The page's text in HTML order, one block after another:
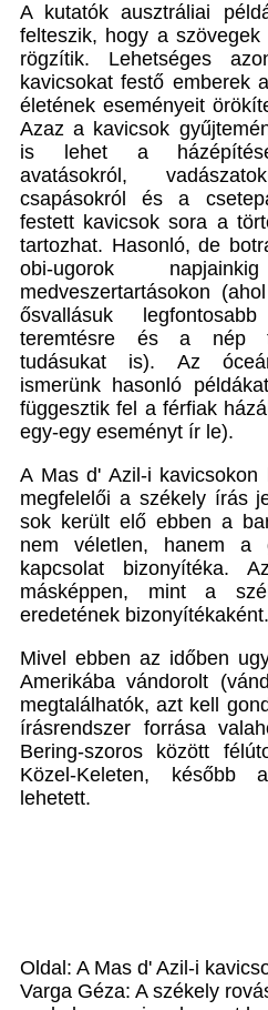
A kutatók ausztráliai
felteszik, hogy a
rögzítik. Lehetséges
kavicsokat festő emberek
életének eseményeit
Azaz a kavicsok
is lehet a
avatásokról,
csapásokról és a
festett kavicsok sora a
tartozhat. Hasonló, de
obi-ugorok
medveszertartásokon
ősvallásuk
teremtésre és a nép
tudásukat is). Az
ismerünk hasonló
függesztik fel a férfiak
egy-egy eseményt ír le).
A Mas d' Azil-i
megfelelői a székely írás
sok került elő ebben a
nem véletlen, hanem a
kapcsolat bizonyítéka.
másképpen, mint a
eredetének bizonyítékaként.
Mivel ebben az időben
Amerikába vándorolt
megtalálhatók, azt kell
írásrendszer forrása
Bering-szoros között
Közel-Keleten, később
lehetett.
Oldal: A Mas d' Azil-i
Varga Géza: A székely